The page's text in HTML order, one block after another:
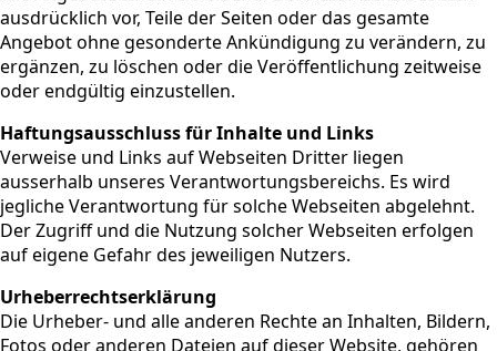
ausdrücklich vor, Teile der Seiten oder das gesamte
Angebot ohne gesonderte Ankündigung zu verändern, zu
ergänzen, zu löschen oder die Veröffentlichung zeitweise
oder endgültig einzustellen.
Haftungsausschluss für Inhalte und Links
Verweise und Links auf Webseiten Dritter liegen
ausserhalb unseres Verantwortungsbereichs. Es wird
jegliche Verantwortung für solche Webseiten abgelehnt.
Der Zugriff und die Nutzung solcher Webseiten erfolgen
auf eigene Gefahr des jeweiligen Nutzers.
Urheberrechtserklärung
Die Urheber- und alle anderen Rechte an Inhalten, Bildern,
Fotos oder anderen Dateien auf dieser Website, gehören